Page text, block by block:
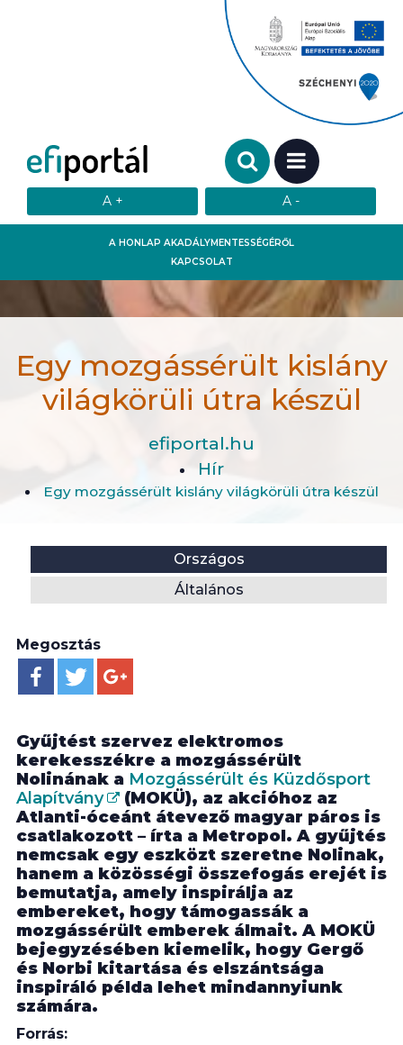
A HONLAP AKADÁLYMENTESSÉGÉRŐL
KAPCSOLAT
Keresendő szó:
MENÜ
Egy mozgássérült kislány
világkörüli útra készül
efiportal.hu
Hír
Egy mozgássérült kislány világkörüli útra készül
Országos
Általános
Megosztás
Gyűjtést szervez elektromos
kerekesszékre a mozgássérült
Nolinának a Mozgássérült és Küzdősport
Alapítvány
(MOKÜ), az akcióhoz az
Atlanti-óceánt átevező magyar páros is
csatlakozott – írta a Metropol. A gyűjtés
nemcsak egy eszközt szeretne Nolinak,
hanem a közösségi összefogás erejét is
bemutatja, amely inspirálja az
embereket, hogy támogassák a
mozgássérült emberek álmait. A MOKÜ
bejegyzésében kiemelik, hogy Gergő
és Norbi kitartása és elszántsága
inspiráló példa lehet mindannyiunk
számára.
Forrás: